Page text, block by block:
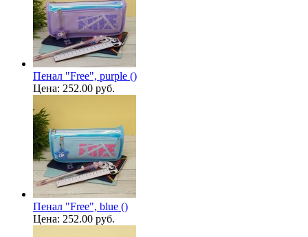
Пенал "Free", purple ()
Цена: 252.00 руб.
Пенал "Free", blue ()
Цена: 252.00 руб.